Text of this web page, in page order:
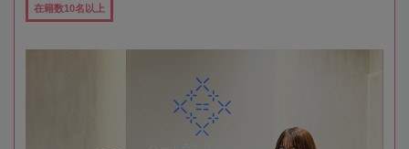
在籍数10名以上